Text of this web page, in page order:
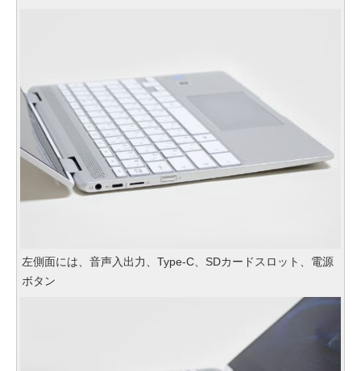
左側面には、音声入出力、Type-C、SDカードスロット、電源
ボタン